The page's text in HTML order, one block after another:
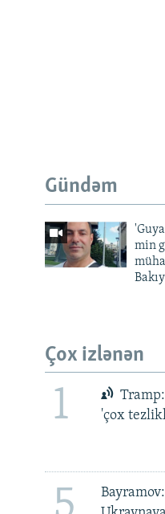
Gündəm
min
Çox izlənən
1
'çox